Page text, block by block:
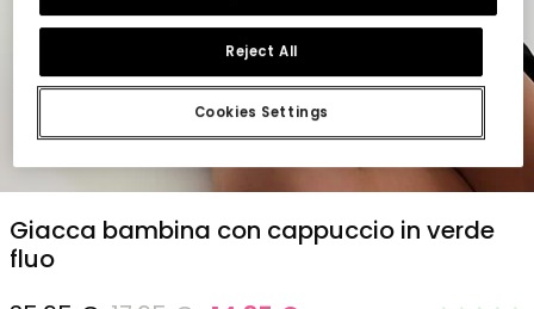
Giacca bambina con cappuccio in verde
fluo
Cookies Settings
Reject All